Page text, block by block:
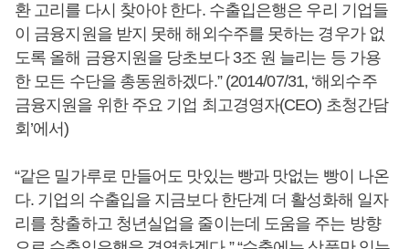
환 고리를 다시 찾아야 한다. 수출입은행은 우리 기업들
이 금융지원을 받지 못해 해외수주를 못하는 경우가 없
도록 올해 금융지원을 당초보다 3조 원 늘리는 등 가용
한 모든 수단을 총동원하겠다.” (2014/07/31, ‘해외수주
금융지원을 위한 주요 기업 최고경영자(CEO) 초청간담
회’에서)
“같은 밀가루로 만들어도 맛있는 빵과 맛없는 빵이 나온
다. 기업의 수출입을 지금보다 한단계 더 활성화해 일자
리를 창출하고 청년실업을 줄이는데 도움을 주는 방향